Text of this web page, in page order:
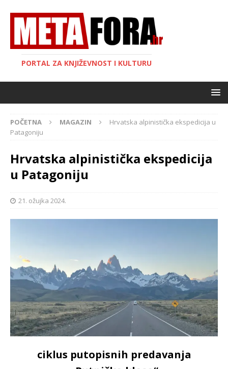
PORTAL ZA KNJIŽEVNOST I KULTURU
POČETNA MAGAZIN
Hrvatska alpinistička ekspedicija u
Patagoniju
Hrvatska alpinistička ekspedicija
u Patagoniju
21. ožujka 2024.
ciklus putopisnih predavanja